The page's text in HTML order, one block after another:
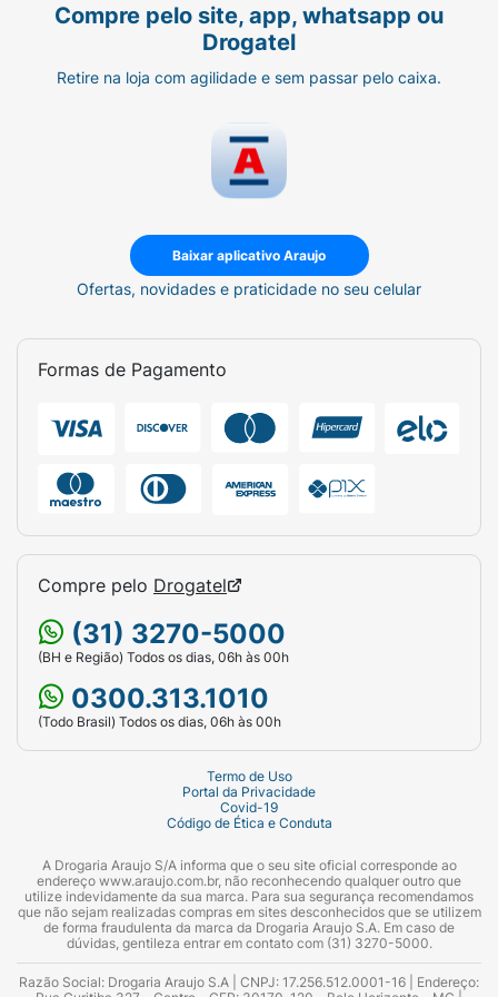
Compre pelo site, app, whatsapp ou
Drogatel
Retire na loja com agilidade e sem passar pelo caixa.
Baixar aplicativo Araujo
Ofertas, novidades e praticidade no seu celular
Formas de Pagamento
Compre pelo Drogatel
(31) 3270-5000
(BH e Região) Todos os dias, 06h às 00h
0300.313.1010
(Todo Brasil) Todos os dias, 06h às 00h
Termo de Uso
Portal da Privacidade
Covid-19
Código de Ética e Conduta
A Drogaria Araujo S/A informa que o seu site oficial corresponde ao
endereço www.araujo.com.br, não reconhecendo qualquer outro que
utilize indevidamente da sua marca. Para sua segurança recomendamos
que não sejam realizadas compras em sites desconhecidos que se utilizem
de forma fraudulenta da marca da Drogaria Araujo S.A. Em caso de
dúvidas, gentileza entrar em contato com (31) 3270-5000.
Razão Social: Drogaria Araujo S.A | CNPJ: 17.256.512.0001-16 | Endereço: